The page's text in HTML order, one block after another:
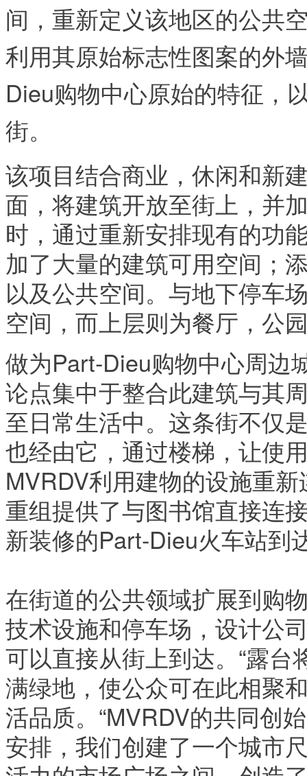
间，重新定义该地区的公共
利用其原始标志性图案的外
Dieu购物中心原始的特征，
街。
该项目结合商业，休闲和新
面，将建筑开放至街上，并
时，通过重新安排现有的功
加了大量的建筑可用空间；
以及公共空间。与地下停车
空间，而上层则为餐厅，公
做为Part-Dieu购物中心周边
论点集中于整合此建筑与其
至日常生活中。这条街不仅
也经由它，通过楼梯，让使
MVRDV利用建物的设施重
重组提供了与图书馆直接连
新装修的Part-Dieu火车站到
在街道的公共领域扩展到购
技术设施和停车场，设计公
可以直接从街上到达。“露
满绿地，使公众可在此相聚
活品质。“MVRDV的共同创
安排，我们创建了一个城市